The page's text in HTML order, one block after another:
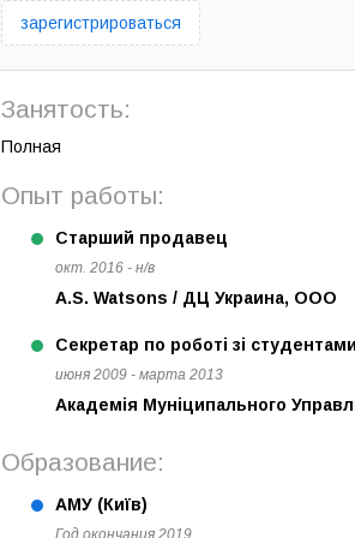
зарегистрироваться
Занятость:
Полная
Опыт работы:
Старший продавец
окт. 2016 - н/в
A.S. Watsons / ДЦ Украина, ООО
Секретар по роботі зі студентами
июня 2009 - марта 2013
Академія Муніципального
Образование:
АМУ (Київ)
Год окончания 2019